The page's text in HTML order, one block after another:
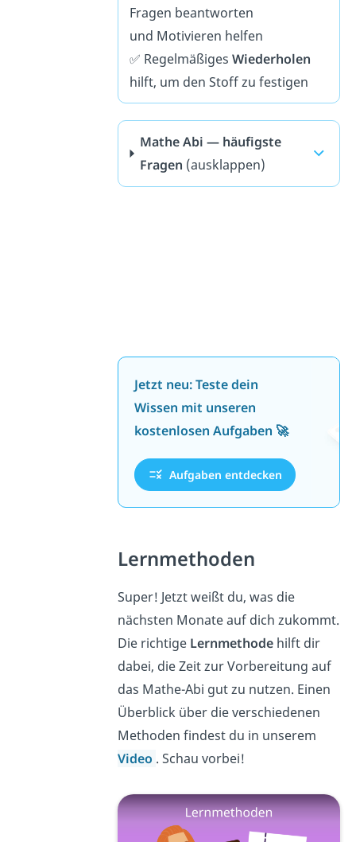
Fragen beantworten
und Motivieren helfen
✅ RegelmäßigesWiederholen
hilft, um den Stoff zu festigen
Mathe Abi — häufigste
Fragen (ausklappen)
Jetzt neu: Teste dein
Wissen mit unseren
kostenlosen Aufgaben 🚀
Aufgaben entdecken
Lernmethoden
Super! Jetzt weißt du, was die
nächsten Monate auf dich zukommt.
Die richtige Lernmethode hilft dir
dabei, die Zeit zur Vorbereitung auf
das Mathe-Abi gut zu nutzen. Einen
Überblick über die verschiedenen
Methoden findest du in unserem
Video . Schau vorbei!